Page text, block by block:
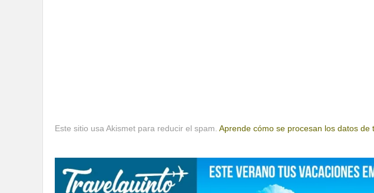
Este sitio usa Akismet para reducir el spam. Aprende cómo se procesan los datos de